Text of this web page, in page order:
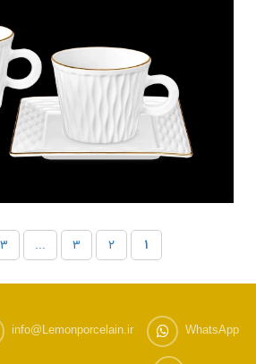
۱ ۲ ۳ ...
WhatsApp
info@Lemonporcelain.ir